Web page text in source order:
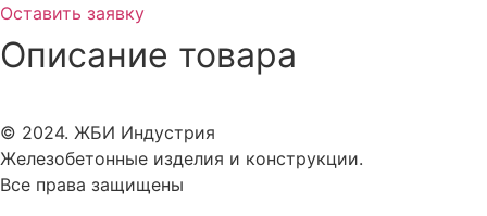
Оставить заявку
Описание товара
© 2024. ЖБИ Индустрия
Железобетонные изделия и конструкции.
Все права защищены